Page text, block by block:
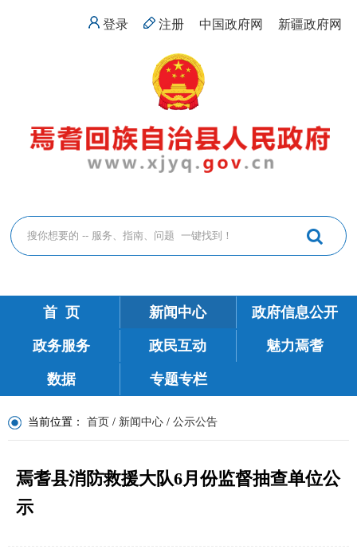
登录 注册 中国政府网 新疆政府网
首 页 新闻中心 政府信息公开
政务服务 政民互动 魅力焉耆
数据 专题专栏
当前位置： 首页 / 新闻中心 / 公示公告
焉耆县消防救援大队6月份监督抽查单位公
示